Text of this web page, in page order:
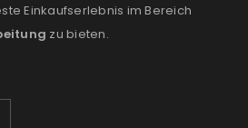
Einkaufserlebnis im Bereich
zu bieten.